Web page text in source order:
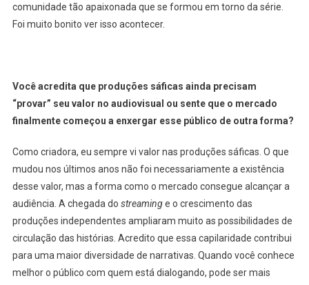
comunidade tão apaixonada que se formou em torno da série.
Foi muito bonito ver isso acontecer.
Você acredita que produções sáficas ainda precisam
“provar” seu valor no audiovisual ou sente que o mercado
finalmente começou a enxergar esse público de outra forma?
Como criadora, eu sempre vi valor nas produções sáficas. O que
mudou nos últimos anos não foi necessariamente a existência
desse valor, mas a forma como o mercado consegue alcançar a
audiência. A chegada do streaminge o crescimento das
produções independentes ampliaram muito as possibilidades de
circulação das histórias. Acredito que essa capilaridade contribui
para uma maior diversidade de narrativas. Quando você conhece
melhor o público com quem está dialogando, pode ser mais